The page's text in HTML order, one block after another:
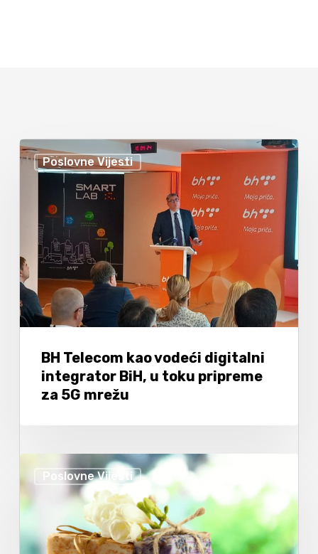
Poslovne Vijesti
BH Telecom kao vodeći digitalni
integrator BiH, u toku pripreme
za 5G mrežu
Poslovne Vijesti